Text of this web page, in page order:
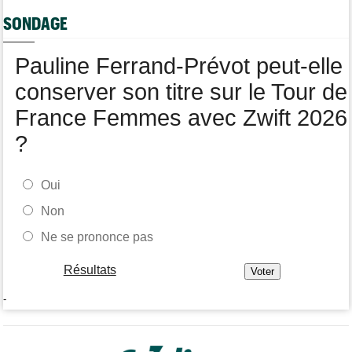
Route
05/08
Tour de Pologne
Jamais 2 sans 3 pour Jonathan Milan, vainqueur de la 3e étape !
SONDAGE
Pauline Ferrand-Prévot peut-elle
conserver son titre sur le Tour de
France Femmes avec Zwift 2026
?
Oui
Non
Ne se prononce pas
Résultats
-